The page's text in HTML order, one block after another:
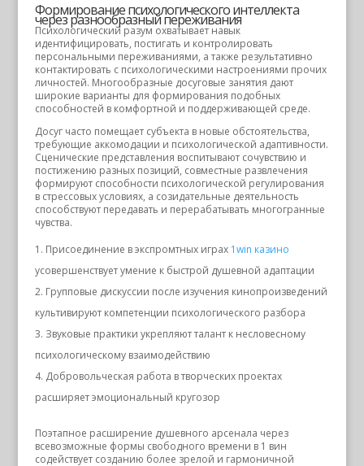
Формирование психологического интеллекта
через разнообразный переживания
Психологический разум охватывает навык
идентифицировать, постигать и контролировать
персональными переживаниями, а также результативно
контактировать с психологическими настроениями прочих
личностей. Многообразные досуговые занятия дают
широкие варианты для формирования подобных
способностей в комфортной и поддерживающей среде.
Досуг часто помещает субъекта в новые обстоятельства,
требующие аккомодации и психологической адаптивности.
Сценические представления воспитывают сочувствию и
постижению разных позиций, совместные развлечения
формируют способности психологической регулирования
в стрессовых условиях, а созидательные деятельность
способствуют передавать и перерабатывать многогранные
чувства.
Присоединение в экспромтных играх 1win казино
усовершенствует умение к быстрой душевной адаптации
Групповые дискуссии после изучения кинопроизведений
культивируют компетенции психологического разбора
Звуковые практики укрепляют талант к несловесному
психологическому взаимодействию
Добровольческая работа в творческих проектах
расширяет эмоциональный кругозор
Поэтапное расширение душевного арсенала через
всевозможные формы свободного времени в 1 вин
содействует созданию более зрелой и гармоничной